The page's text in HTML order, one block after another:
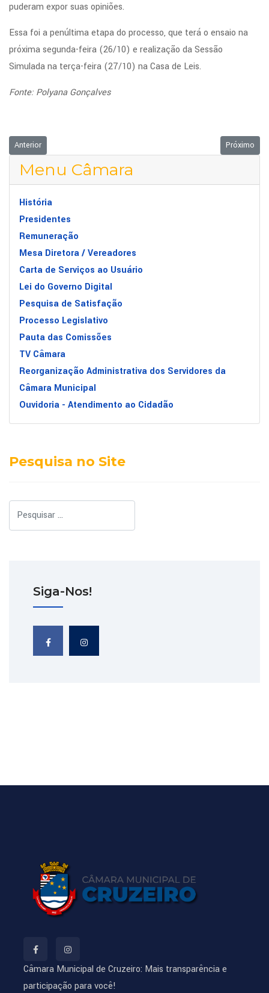
puderam expor suas opiniões.
Essa foi a penúltima etapa do processo, que terá o ensaio na
próxima segunda-feira (26/10) e realização da Sessão
Simulada na terça-feira (27/10) na Casa de Leis.
Fonte: Polyana Gonçalves
Artigo anterior: Outubro Rosa
Anterior Próximo
Próximo
Menu Câmara
História
Presidentes
Remuneração
Mesa Diretora / Vereadores
Carta de Serviços ao Usuário
Lei do Governo Digital
Pesquisa de Satisfação
Processo Legislativo
Pauta das Comissões
TV Câmara
Reorganização Administrativa dos Servidores da
Câmara Municipal
Ouvidoria - Atendimento ao Cidadão
Pesquisa no Site
Siga-Nos!
Câmara Municipal de Cruzeiro: Mais transparência e
participação para você!